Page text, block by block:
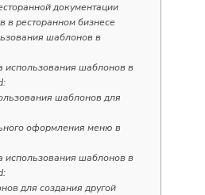
документации
в ресторанном бизнесе
шаблонов в
использования шаблонов в
шаблонов для
оформления меню в
использования шаблонов в
для создания другой